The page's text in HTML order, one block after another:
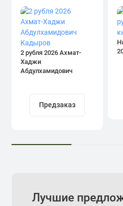
2 рубля 2026 Ахмат-
Хаджи
Абдулхамидович
Предзаказ
Лучшие